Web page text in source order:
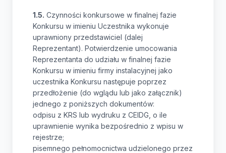
1.5. Czynności konkursowe w finalnej fazie
Konkursu w imieniu Uczestnika wykonuje
uprawniony przedstawiciel (dalej
Reprezentant). Potwierdzenie umocowania
Reprezentanta do udziału w finalnej fazie
Konkursu w imieniu firmy instalacyjnej jako
uczestnika Konkursu następuje poprzez
przedłożenie (do wglądu lub jako załącznik)
jednego z poniższych dokumentów:
odpisu z KRS lub wydruku z CEIDG, o ile
uprawnienie wynika bezpośrednio z wpisu w
rejestrze;
pisemnego pełnomocnictwa udzielonego przez